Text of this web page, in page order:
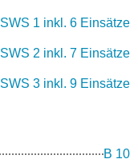
SWS 1 inkl. 6 Einsätze
SWS 2 inkl. 7 Einsätze
SWS 3 inkl. 9 Einsätze
B 10